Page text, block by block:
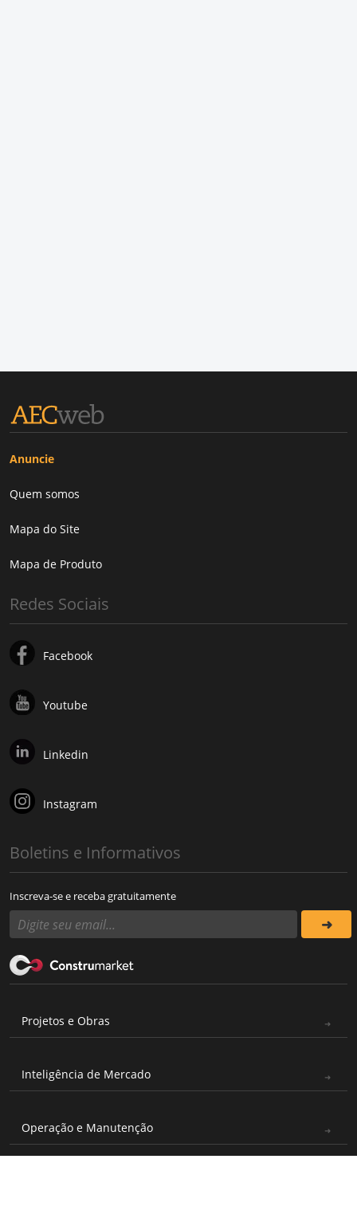
Anuncie
Quem somos
Mapa do Site
Mapa de Produto
Redes Sociais
Facebook
Youtube
Linkedin
Instagram
Boletins e Informativos
Inscreva-se e receba gratuitamente
Projetos e Obras
Inteligência de Mercado
Operação e Manutenção